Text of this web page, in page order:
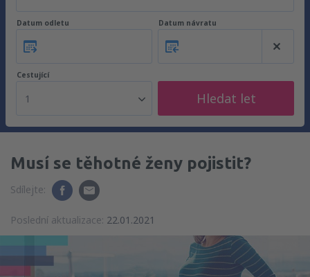
Datum odletu Datum návratu
Cestující
1 Hledat let
Musí se těhotné ženy pojistit?
Sdílejte:
Poslední aktualizace: 22.01.2021